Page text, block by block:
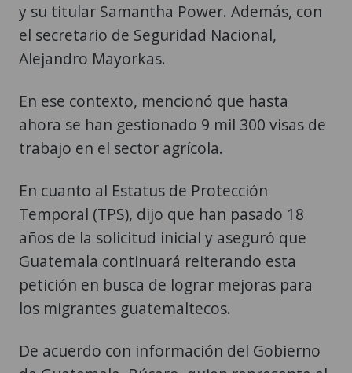
y su titular Samantha Power. Además, con
el secretario de Seguridad Nacional,
Alejandro Mayorkas.
En ese contexto, mencionó que hasta
ahora se han gestionado 9 mil 300 visas de
trabajo en el sector agrícola.
En cuanto al Estatus de Protección
Temporal (TPS), dijo que han pasado 18
años de la solicitud inicial y aseguró que
Guatemala continuará reiterando esta
petición en busca de lograr mejoras para
los migrantes guatemaltecos.
De acuerdo con información del Gobierno